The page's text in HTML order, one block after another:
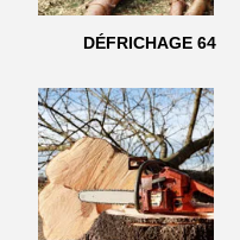
DÉFRICHAGE 64